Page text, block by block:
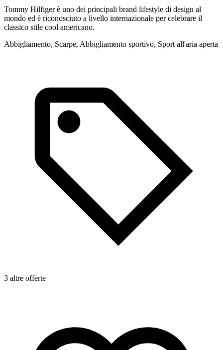
Tommy Hilfiger è uno dei principali brand lifestyle di design al
mondo ed è riconosciuto a livello internazionale per celebrare il
classico stile cool americano.
Abbigliamento, Scarpe, Abbigliamento sportivo, Sport all'aria aperta
3 altre offerte